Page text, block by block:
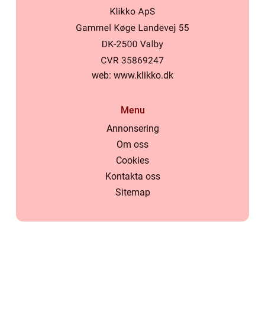
web: www.klikko.dk
Menu
Annonsering
Om oss
Cookies
Kontakta oss
Sitemap